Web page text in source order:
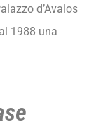
d’Avalos
1988 una